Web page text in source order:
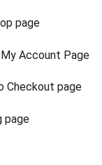
page
Account Page
Checkout page
page